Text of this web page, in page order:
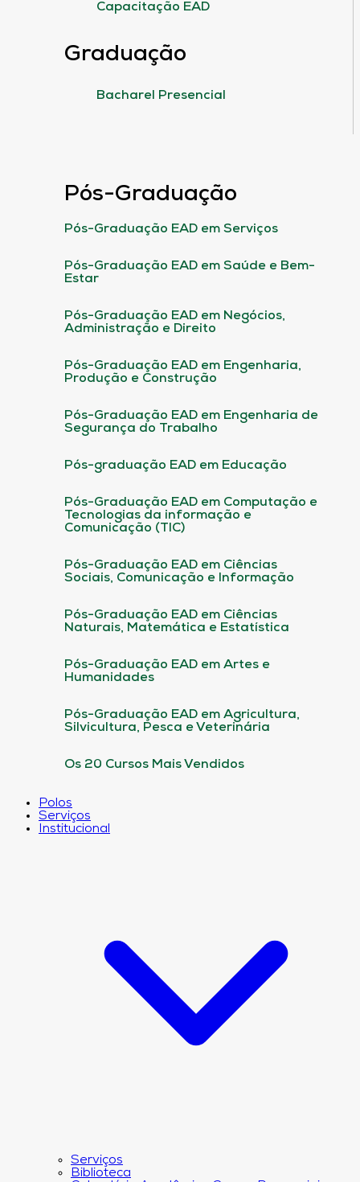
Capacitação EAD
Graduação
Bacharel Presencial
Pós-Graduação
Pós-Graduação EAD em Serviços
Pós-Graduação EAD em Saúde e Bem-
Estar
Pós-Graduação EAD em Negócios,
Administração e Direito
Pós-Graduação EAD em Engenharia,
Produção e Construção
Pós-Graduação EAD em Engenharia de
Segurança do Trabalho
Pós-graduação EAD em Educação
Pós-Graduação EAD em Computação e
Tecnologias da informação e
Comunicação (TIC)
Pós-Graduação EAD em Ciências
Sociais, Comunicação e Informação
Pós-Graduação EAD em Ciências
Naturais, Matemática e Estatística
Pós-Graduação EAD em Artes e
Humanidades
Pós-Graduação EAD em Agricultura,
Silvicultura, Pesca e Veterinária
Os 20 Cursos Mais Vendidos
Polos
Serviços
Institucional
Serviços
Biblioteca